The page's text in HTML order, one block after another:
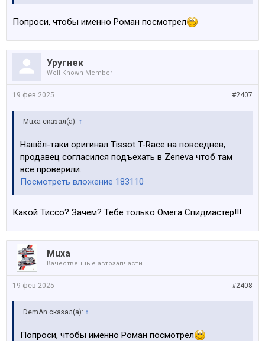
Попроси, чтобы именно Роман посмотрел
Уругнек
Well-Known Member
#2407
19 фев 2025
Muxa сказал(а): ↑
Нашёл-таки оригинал Tissot T-Race на повседнев,
продавец согласился подъехать в Zeneva чтоб там
всё проверили.
Посмотреть вложение 183110
Какой Тиссо? Зачем? Тебе только Омега Спидмастер!!!
Muxa
Качественные автозапчасти
#2408
19 фев 2025
DemAn сказал(а): ↑
Попроси, чтобы именно Роман посмотрел